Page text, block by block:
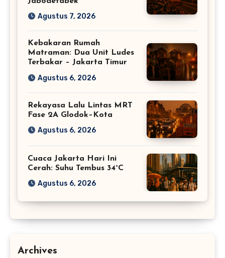
Agustus 7, 2026
Kebakaran Rumah
Matraman: Dua Unit Ludes
Terbakar – Jakarta Timur
Agustus 6, 2026
Rekayasa Lalu Lintas MRT
Fase 2A Glodok–Kota
Agustus 6, 2026
Cuaca Jakarta Hari Ini
Cerah: Suhu Tembus 34°C
Agustus 6, 2026
Archives